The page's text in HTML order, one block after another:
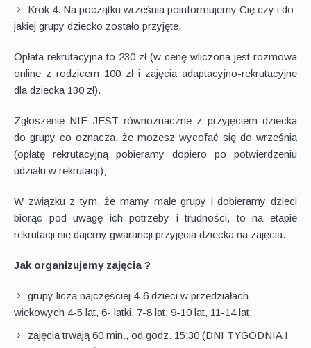
Krok 4. Na początku września poinformujemy Cię czy i do
jakiej grupy dziecko zostało przyjęte.
Opłata rekrutacyjna to 230 zł (w cenę wliczona jest rozmowa
online z rodzicem 100 zł i zajęcia adaptacyjno-rekrutacyjne
dla dziecka 130 zł).
Zgłoszenie NIE JEST równoznaczne z przyjęciem dziecka
do grupy co oznacza, że możesz wycofać się do września
(opłatę rekrutacyjną pobieramy dopiero po potwierdzeniu
udziału w rekrutacji);
W związku z tym, że mamy małe grupy i dobieramy dzieci
biorąc pod uwagę ich potrzeby i trudności, to na etapie
rekrutacji nie dajemy gwarancji przyjęcia dziecka na zajęcia.
Jak organizujemy zajęcia ?
grupy liczą najczęściej 4-6 dzieci w przedziałach
wiekowych 4-5 lat, 6- latki, 7-8 lat, 9-10 lat, 11-14 lat;
zajęcia trwają 60 min., od godz. 15:30 (DNI TYGODNIA I